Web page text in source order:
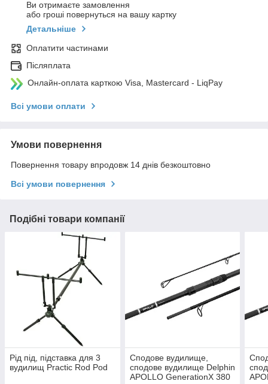
Ви отримаєте замовлення
або гроші повернуться на вашу картку
Детальніше
Оплатити частинами
Післяплата
Онлайн-оплата карткою Visa, Mastercard - LiqPay
Всі умови оплати
Умови повернення
Повернення товару впродовж 14 днів безкоштовно
Всі умови повернення
Подібні товари компанії
Рід під, підставка для 3
вудилищ Practic Rod Pod
Сподове вудилище,
сподове вудилище Delphin
APOLLO GenerationX 380